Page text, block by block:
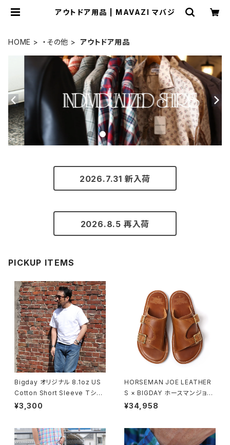
アウトドア用品 | MAVAZI マバジ
HOME ・その他 アウトドア用品
2026.7.31 新入荷
2026.8.5 再入荷
PICKUP ITEMS
Bigday オリジナル 8.1oz US
Cotton Short Sleeve Tシャ
ツ 半袖 無地Tシャツ USコット
¥3,300
HORSEMAN JOE LEATHER
S × BIGDAY ホースマンジョー
ダブルモンクストラップサンダル
¥34,958